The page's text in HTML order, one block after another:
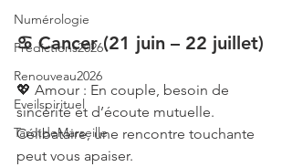
Numérologie
Prédictions2026
Renouveau2026
Eveilspirituel
TarotdeMarseille
♋ Cancer (21 juin – 22 juillet)
💖 Amour : En couple, besoin de
sincérité et d’écoute mutuelle.
Célibataire, une rencontre touchante
peut vous apaiser.